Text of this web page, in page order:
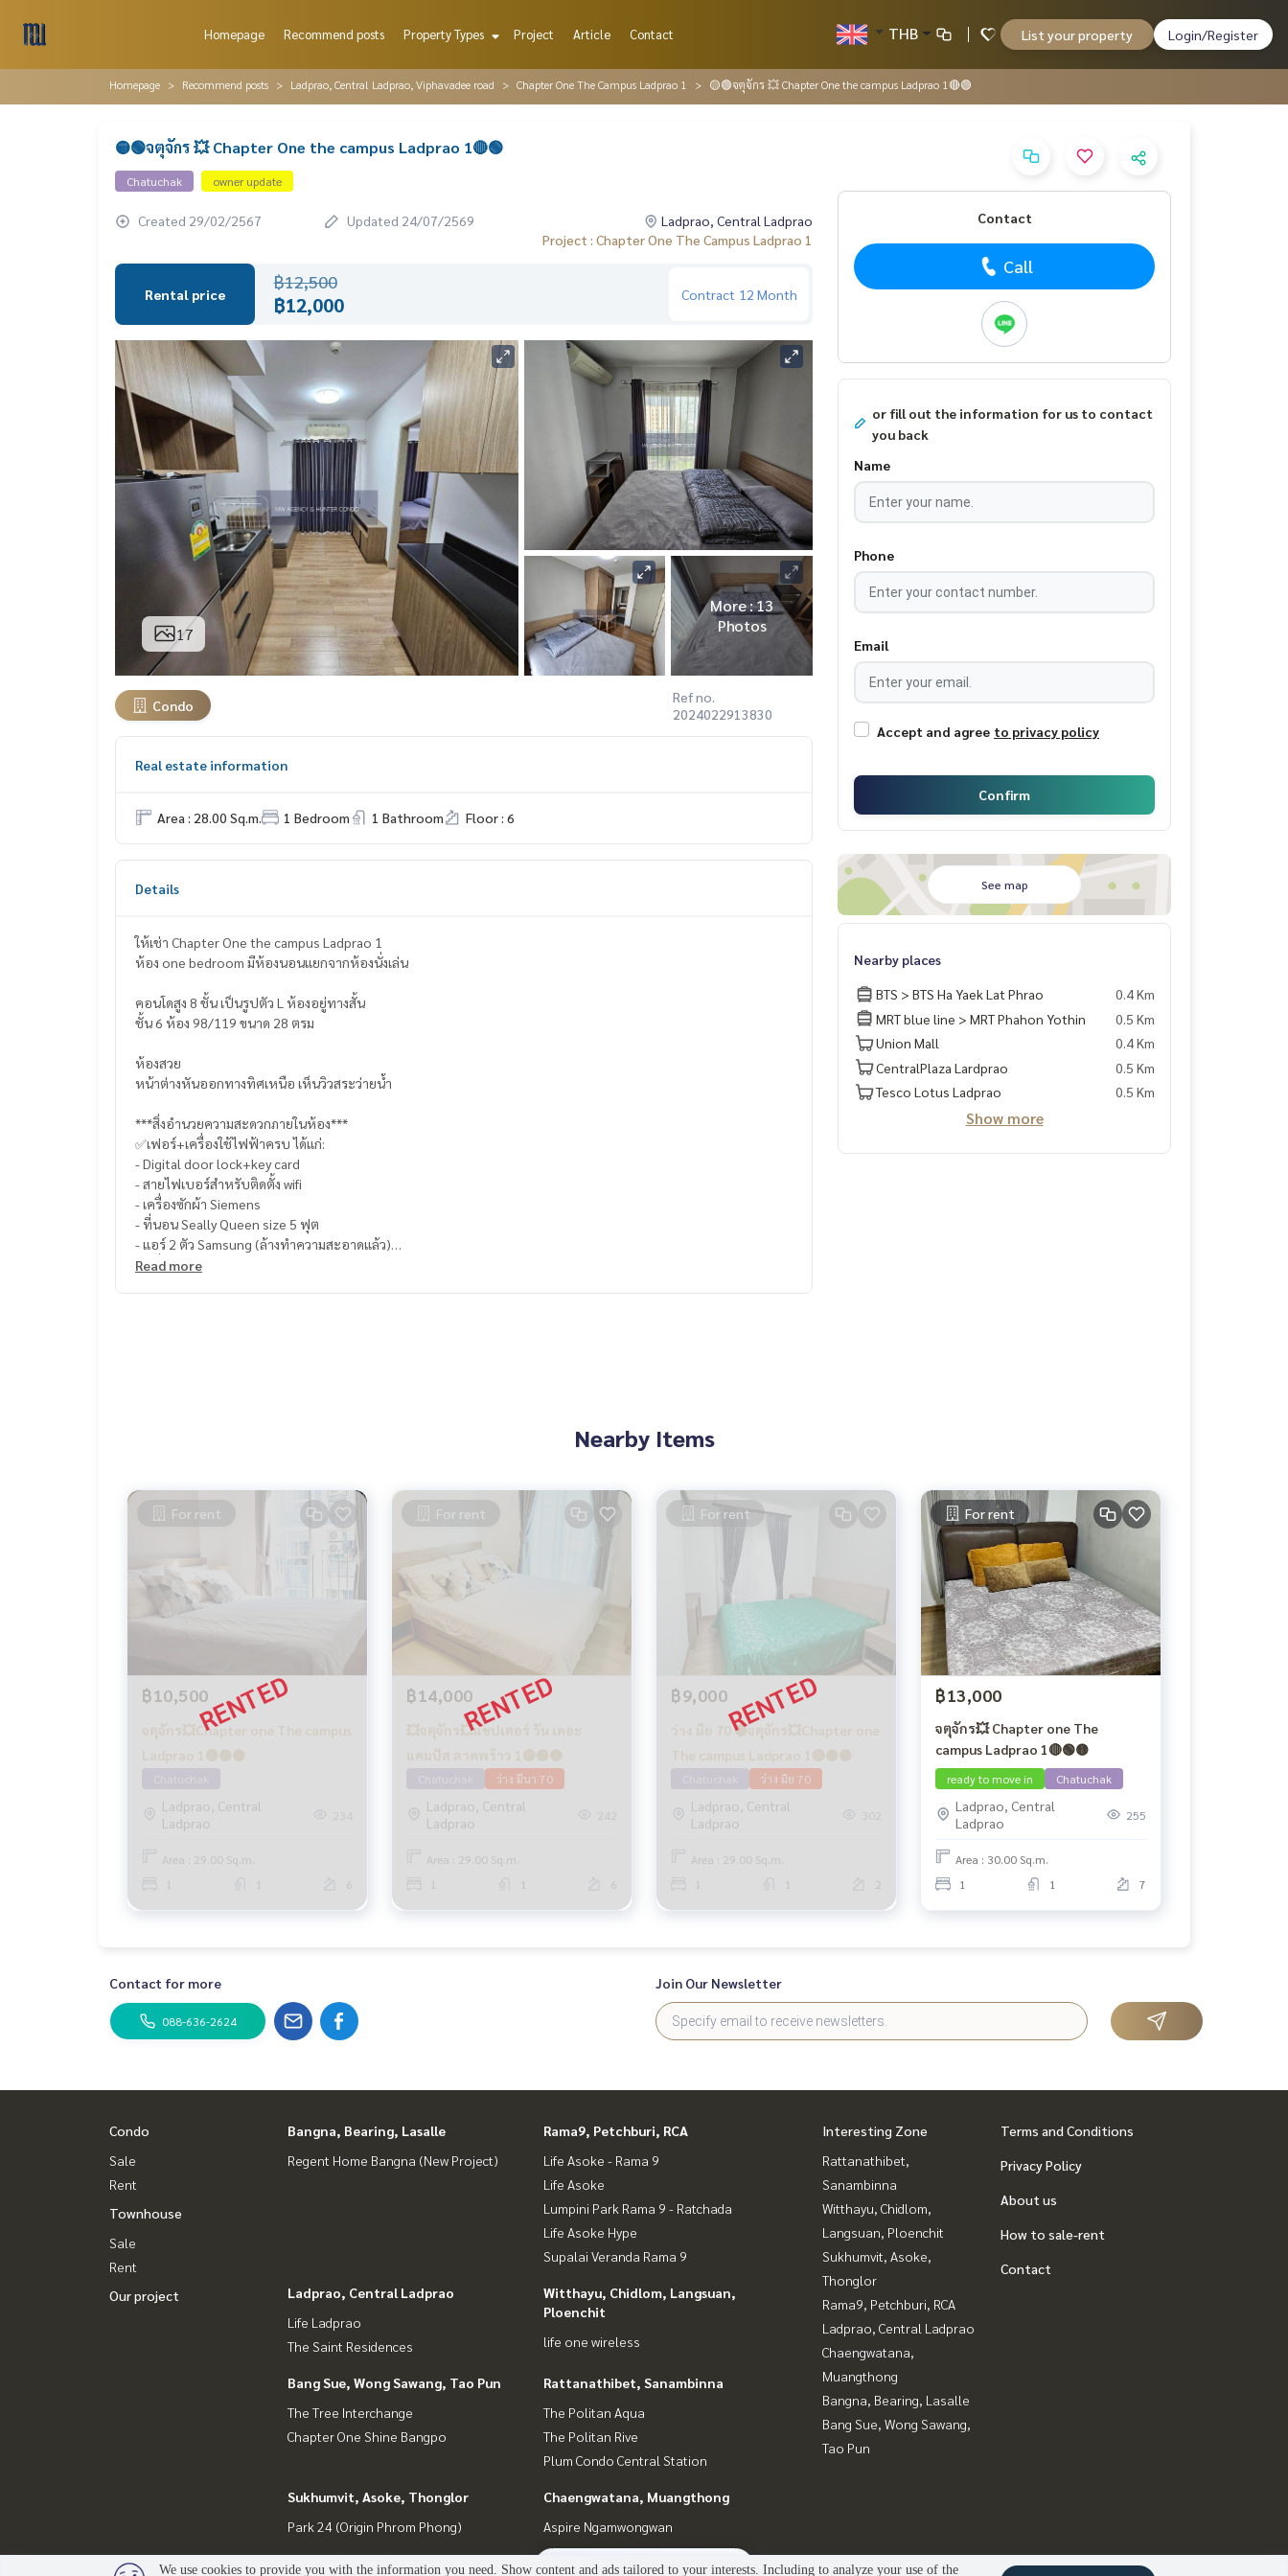
Homepage Recommend posts Property Types Project Article Contact THB List your property Login/Register
Homepage Recommend posts Ladprao, Central Ladprao, Viphavadee road Chapter One The Campus Ladprao 1 🟡🟢จตุจักร 💥 Chapter One the campus Ladprao 1🔴🟢
🟡🟢จตุจักร 💥 Chapter One the campus Ladprao 1🔴🟢
Chatuchak owner update
Created 29/02/2567 Updated 24/07/2569
Ladprao, Central Ladprao
Project : Chapter One The Campus Ladprao 1
Rental price
฿12,500
฿12,000 Contract 12 Month
17
More : 13
Photos
Condo
Ref no.
2024022913830
Real estate information
Area : 28.00 Sq.m. 1 Bedroom 1 Bathroom Floor : 6
Details
ให้เช่า Chapter One the campus Ladprao 1
ห้อง one bedroom มีห้องนอนแยกจากห้องนั่งเล่น
คอนโดสูง 8 ชั้น เป็นรูปตัว L ห้องอยู่ทางสั้น
ชั้น 6 ห้อง 98/119 ขนาด 28 ตรม
ห้องสวย
หน้าต่างหันออกทางทิศเหนือ เห็นวิวสระว่ายน้ำ
***สิ่งอำนวยความสะดวกภายในห้อง***
✅เฟอร์+เครื่องใช้ไฟฟ้าครบ ได้แก่:
- Digital door lock+key card
- สายไฟเบอร์สำหรับติดตั้ง wifi
- เครื่องซักผ้า Siemens
- ที่นอน Seally Queen size 5 ฟุต
- แอร์ 2 ตัว Samsung (ล้างทำความสะอาดแล้ว)
- เครื่องทำน้ำอุ่น Mazuma
Read more
Contact
Call
or fill out the information for us to contact
you back
Name
Phone
Email
Accept and agree to privacy policy
Confirm
See map
Nearby places
BTS > BTS Ha Yaek Lat Phrao
0.4 Km
MRT blue line > MRT Phahon Yothin
0.5 Km
Union Mall
0.4 Km
CentralPlaza Lardprao
0.5 Km
Tesco Lotus Ladprao
0.5 Km
Show more
Nearby Items
For rent
฿10,500
จตุจักร💥Chapter one The campus
Ladprao 1🔴🟢🟡
Ladprao, Central
Ladprao
234
Area : 29.00 Sq.m.
1
1 6
For rent
฿14,000
💥จตุจักร💥แชปเตอร์ วัน เดอะ
แคมปัส ลาดพร้าว 1🔴🟢🟡
ว่าง มีนา 70
Ladprao, Central
Ladprao
242
Area : 29.00 Sq.m.
1
1 6
For rent
฿9,000
ว่าง มิย 70 🟡จตุจักร💥Chapter one
The campus Ladprao 1🔴🟢🟡
ว่าง มิย 70
Ladprao, Central
Ladprao
302
Area : 29.00 Sq.m.
1
1 2
For rent
฿13,000
จตุจักร💥 Chapter one The
campus Ladprao 1🔴🟢🟡
ready to move in Chatuchak
Ladprao, Central
Ladprao
255
Area : 30.00 Sq.m.
1
1 7
2people are viewing
Contact for more
088-636-2624
Join Our Newsletter
Condo
Sale
Rent
Townhouse
Sale
Rent
Our project
Bangna, Bearing, Lasalle
Regent Home Bangna (New Project)
Rama9, Petchburi, RCA
Life Asoke - Rama 9
Life Asoke
Lumpini Park Rama 9 - Ratchada
Life Asoke Hype
Supalai Veranda Rama 9
Ladprao, Central Ladprao
Life Ladprao
The Saint Residences
Witthayu, Chidlom, Langsuan,
Ploenchit
life one wireless
Bang Sue, Wong Sawang, Tao Pun
The Tree Interchange
Chapter One Shine Bangpo
Rattanathibet, Sanambinna
The Politan Aqua
The Politan Rive
Plum Condo Central Station
Sukhumvit, Asoke, Thonglor
Park 24 (Origin Phrom Phong)
Chaengwatana, Muangthong
Aspire Ngamwongwan
Interesting Zone
Rattanathibet,
Sanambinna
Witthayu, Chidlom,
Langsuan, Ploenchit
Sukhumvit, Asoke,
Thonglor
Rama9, Petchburi, RCA
Ladprao, Central Ladprao
Chaengwatana,
Muangthong
Bangna, Bearing, Lasalle
Bang Sue, Wong Sawang,
Tao Pun
Terms and Conditions
Privacy Policy
About us
How to sale-rent
Contact
We use cookies to provide you with the information you need. Show content and ads tailored to your interests. Including to analyze your use of the